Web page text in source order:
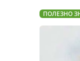
ПОЛЕЗНО